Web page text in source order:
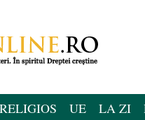
RELIGIOS UE LA ZI